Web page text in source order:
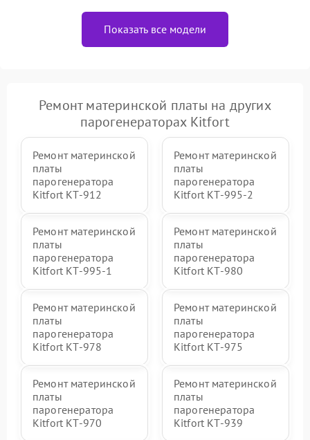
Показать все модели
Ремонт материнской платы на других
парогенераторах Kitfort
Ремонт материнской
платы
парогенератора
Kitfort КТ-912
Ремонт материнской
платы
парогенератора
Kitfort КТ-995-2
Ремонт материнской
платы
парогенератора
Kitfort КТ-995-1
Ремонт материнской
платы
парогенератора
Kitfort КТ-980
Ремонт материнской
платы
парогенератора
Kitfort КТ-978
Ремонт материнской
платы
парогенератора
Kitfort КТ-975
Ремонт материнской
платы
парогенератора
Kitfort КТ-970
Ремонт материнской
платы
парогенератора
Kitfort КТ-939